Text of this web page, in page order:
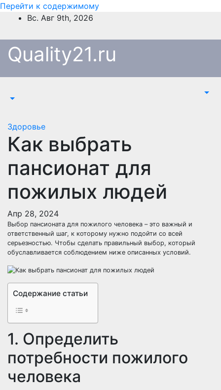
Перейти к содержимому
Вс. Авг 9th, 2026
Quality21.ru
Здоровье
Как выбрать
пансионат для
пожилых людей
Апр 28, 2024
Выбор пансионата для пожилого человека – это важный и
ответственный шаг, к которому нужно подойти со всей
серьезностью. Чтобы сделать правильный выбор, который
обуславливается соблюдением ниже описанных условий.
Содержание статьи
1. Определить
потребности пожилого
человека